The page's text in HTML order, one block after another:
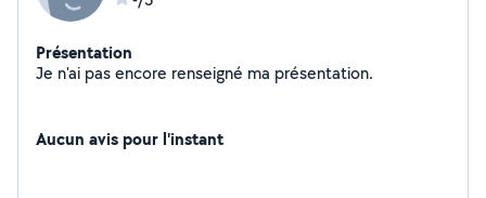
Présentation
Je n'ai pas encore renseigné ma présentation.
Aucun avis pour l'instant